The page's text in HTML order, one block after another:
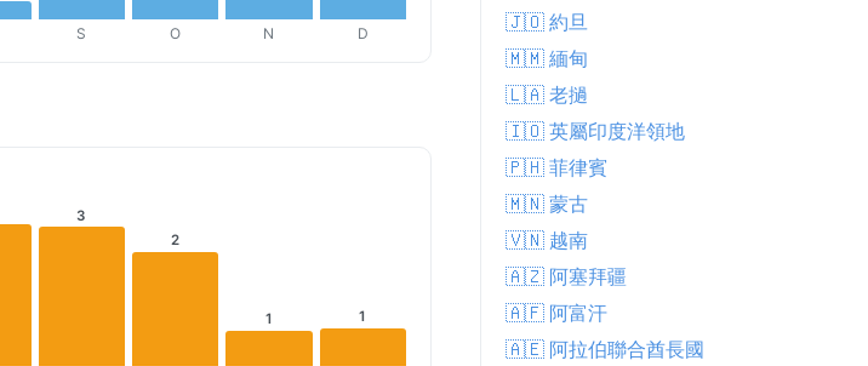
S O N D
3
2
1 1
🇯🇴 約旦
🇲🇲 緬甸
🇱🇦 老撾
🇮🇴 英屬印度洋領地
🇵🇭 菲律賓
🇲🇳 蒙古
🇻🇳 越南
🇦🇿 阿塞拜疆
🇦🇫 阿富汗
🇦🇪 阿拉伯聯合酋長國